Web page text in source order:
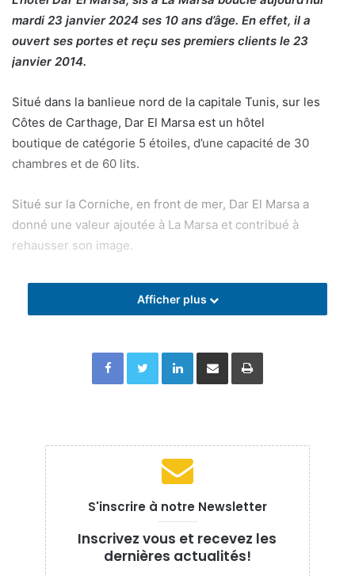
mardi 23 janvier 2024 ses 10 ans d’âge. En effet, il a
ouvert ses portes et reçu ses premiers clients le 23
janvier 2014.
Situé dans la banlieue nord de la capitale Tunis, sur les
Côtes de Carthage, Dar El Marsa est un hôtel
boutique de catégorie 5 étoiles, d’une capacité de 30
chambres et de 60 lits.
Situé sur la Corniche, en front de mer, Dar El Marsa a
donné une valeur ajoutée à La Marsa et contribué à
rehausser son image.
Afficher plus
FacebookTwitterLinkedinPartager par email Imprimer
S'inscrire à notre Newsletter
Inscrivez vous et recevez les
dernières actualités!